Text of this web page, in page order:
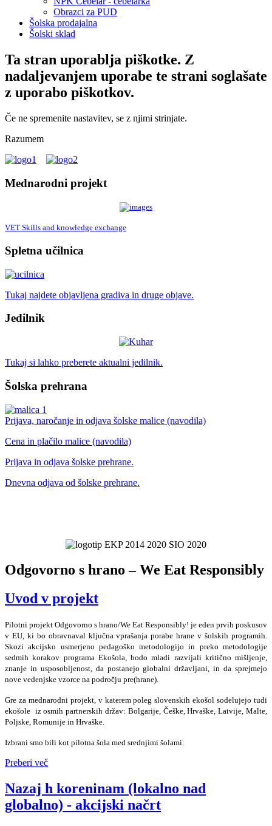
Obrazci za PUD
Šolska prodajalna
Šolski sklad
Ta stran uporablja piškotke. Z
nadaljevanjem uporabe te strani soglašate
z uporabo piškotkov.
Če ne spremenite nastavitev, se z njimi strinjate.
Razumem
Mednarodni projekt
VET Skills and knowledge exchange
Spletna učilnica
Tukaj najdete objavljena gradiva in druge objave.
Jedilnik
Tukaj si lahko preberete aktualni jedilnik.
Šolska prehrana
Prijava, naročanje in odjava šolske malice (navodila)
Cena in plačilo malice (navodila)
Prijava in odjava šolske prehrane.
Dnevna odjava od šolske prehrane.
Odgovorno s hrano – We Eat Responsibly
Uvod v projekt
Pilotni projekt Odgovorno s hrano/We Eat Responsibly! je eden prvih poskusov
v EU, ki bo obravnaval ključna vprašanja porabe hrane v šolskih programih.
Skozi akcijsko usmerjeno pedagoško metodologijo in preko metodologije
sedmih korakov programa Ekošola, bodo mladi razvijali kritično mišljenje,
znanje in usposobljenost, da postanejo globalni državljani, in da sprejmejo
nove vedenjske vzorce na področju pre(hrane).
Gre za mednarodni projekt, v katerem poleg slovenskih ekošol sodelujejo tudi
ekošole iz osmih partnerskih držav: Bolgarije, Češke, Hrvaške, Latvije, Malte,
Poljske, Romunije in Hrvaške.
Izbrani smo bili kot pilotna šola med srednjimi šolami.
Preberi več
Nazaj h koreninam (lokalno nad
globalno) - akcijski načrt